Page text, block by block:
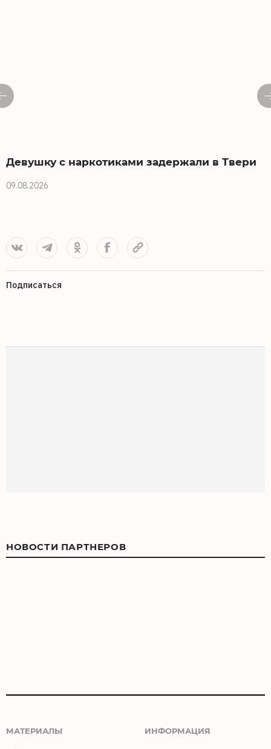
Девушку с наркотиками задержали в Твери
09.08.2026
Подписаться
НОВОСТИ ПАРТНЕРОВ
МАТЕРИАЛЫ ИНФОРМАЦИЯ